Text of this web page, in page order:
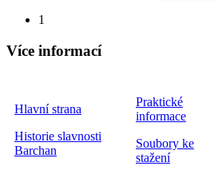
1
Více informací
Hlavní strana
Historie slavnosti
Barchan
Praktické
informace
Soubory ke
stažení